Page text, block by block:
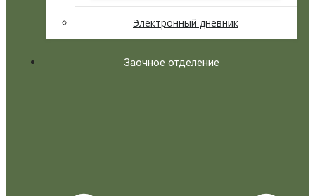
Электронный дневник
Заочное отделение